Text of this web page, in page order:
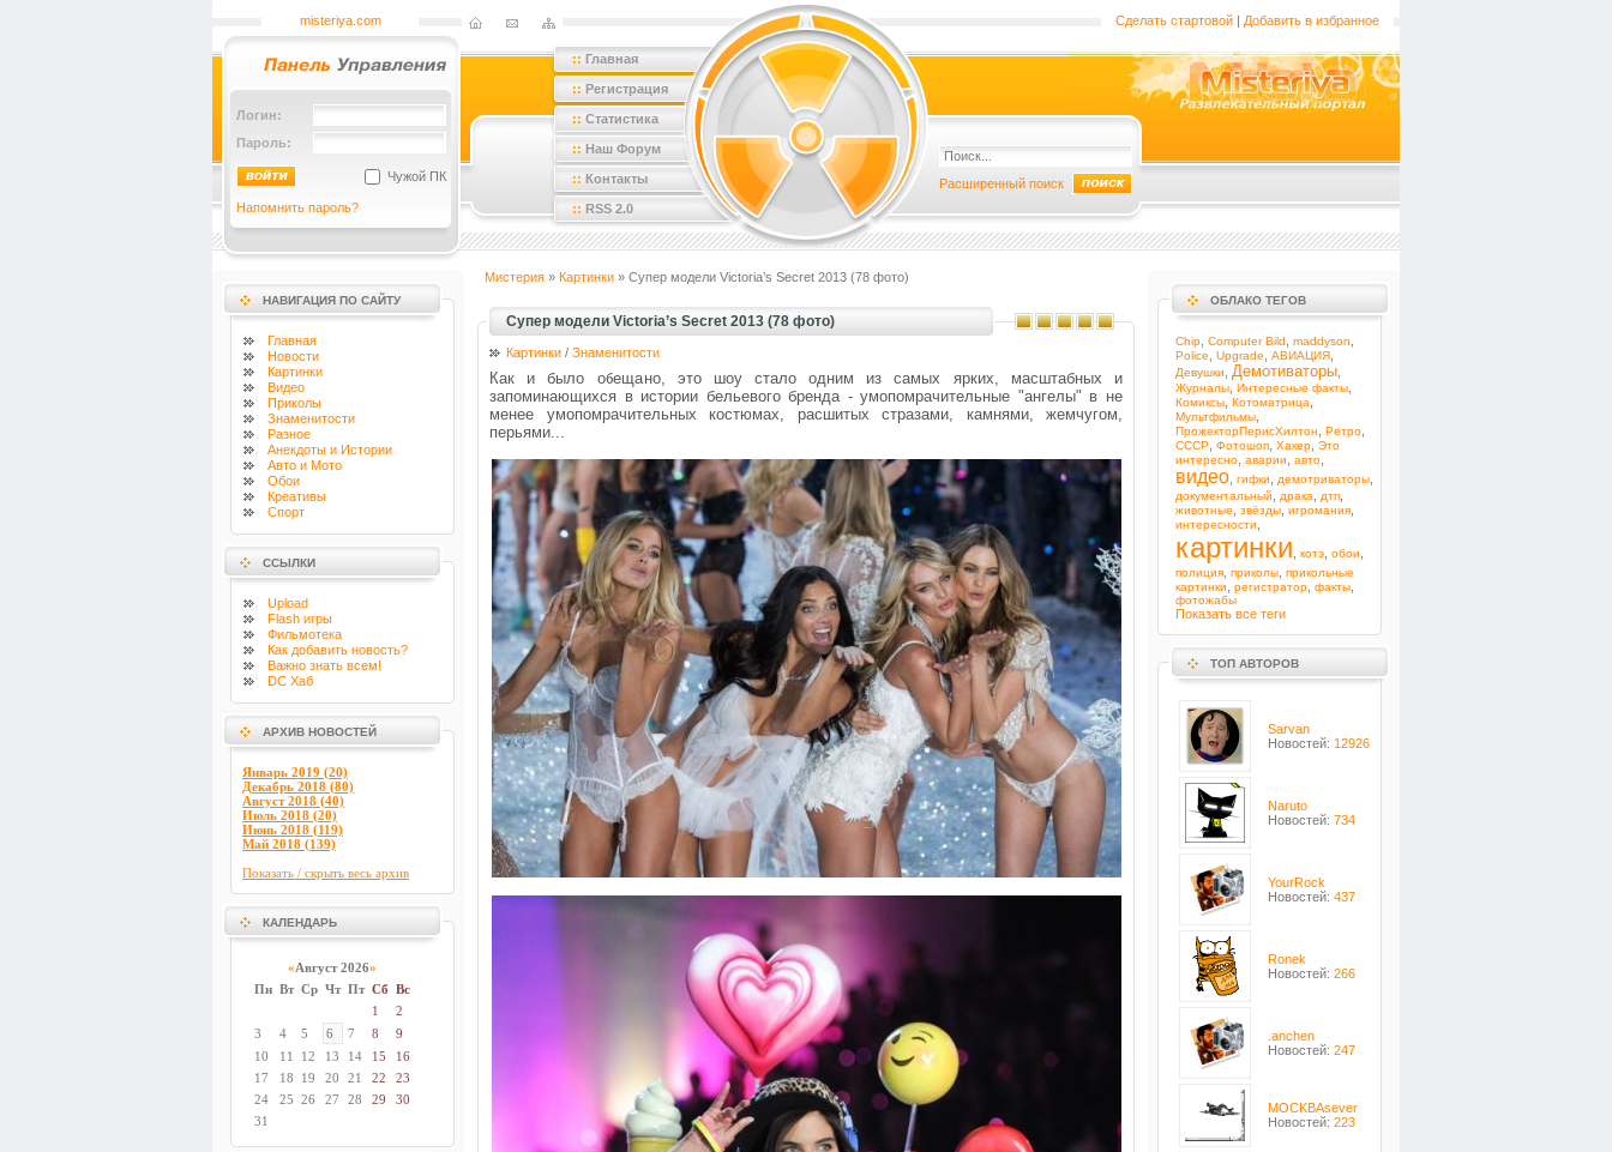
misteriya.com Сделать стартовой | Добавить в избранное
Логин:
Пароль:
Чужой ПК
Напомнить пароль?
:: Главная
:: Регистрация
:: Статистика
:: Наш Форум
:: Контакты
:: RSS 2.0
Расширенный поиск
НАВИГАЦИЯ ПО САЙТУ
Главная
Новости
Картинки
Видео
Приколы
Знаменитости
Разное
Анекдоты и Истории
Авто и Мото
Обои
Креативы
Спорт
ССЫЛКИ
Upload
Flash игры
Фильмотека
Как добавить новость?
Важно знать всем!
DC Хаб
АРХИВ НОВОСТЕЙ
Январь 2019 (20)
Декабрь 2018 (80)
Август 2018 (40)
Июль 2018 (20)
Июнь 2018 (119)
Май 2018 (139)
Показать / скрыть весь архив
КАЛЕНДАРЬ
«Август 2026»
Пн Вт Ср Чт Пт Сб Вс
1
2
3
4 5 6 7 8
9
10
11 12 13 14 15
16
17
18 19 20 21 22
23
24
25 26 27 28 29
30
31
Мистерия » Картинки » Супер модели Victoria’s Secret 2013 (78 фото)
Супер модели Victoria’s Secret 2013 (78 фото)
Картинки / Знаменитости
Как и было обещано, это шоу стало одним из самых ярких, масштабных и
запоминающихся в истории бельевого бренда - умопомрачительные "ангелы" в не
менее умопомрачительных костюмах, расшитых стразами, камнями, жемчугом,
перьями...
ОБЛАКО ТЕГОВ
Chip Computer Bild maddyson
Police Upgrade АВИАЦИЯ
Девушки Демотиваторы
Журналы Интересные факты
Комиксы Котоматрица
Мультфильмы
ПрожекторПерисХилтон Ретро
СССР Фотошоп Хакер Это
интересно аварии авто
видео гифки демотриваторы
документальный драка дтп
животные звёзды игромания
интересности
картинки котэ обои
полиция приколы прикольные
картинки
регистратор факты
фотожабы
Показать все теги
ТОП АВТОРОВ
Sarvan
Новостей: 12926
Naruto
Новостей: 734
YourRock
Новостей: 437
Ronek
Новостей: 266
.anchen
Новостей: 247
MOCKBAsever
Новостей: 223